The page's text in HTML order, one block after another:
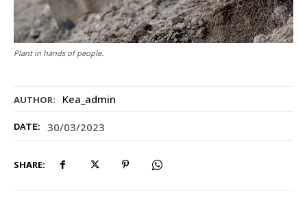
AUTHOR: Kea_admin
DATE: 30/03/2023
SHARE:
Plant in hands of people.